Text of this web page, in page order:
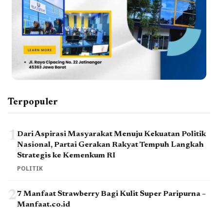
Terpopuler
1 Dari Aspirasi Masyarakat Menuju Kekuatan Politik
Nasional, Partai Gerakan Rakyat Tempuh Langkah
Strategis ke Kemenkum RI
POLITIK
27 Manfaat Strawberry Bagi Kulit Super Paripurna –
Manfaat.co.id